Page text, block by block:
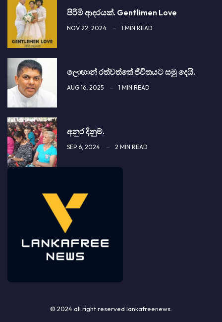
පිරිමි ආදරයක්. Gentlimen Love
NOV 22, 2024 1 MIN READ
ලොහාන් රත්වත්තේ ජිවිතයට සමු දෙයි.
AUG 16, 2025 1 MIN READ
අනුර දිනුම්.
SEP 6, 2024 2 MIN READ
© 2024 all right reserved lankafreenews.